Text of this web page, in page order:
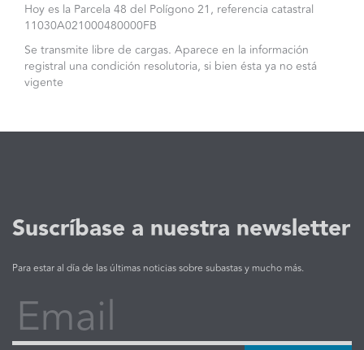
Hoy es la Parcela 48 del Polígono 21, referencia catastral
11030A021000480000FB
Se transmite libre de cargas. Aparece en la información
registral una condición resolutoria, si bien ésta ya no está
vigente
Suscríbase a nuestra newsletter
Para estar al día de las últimas noticias sobre subastas y mucho más.
Email